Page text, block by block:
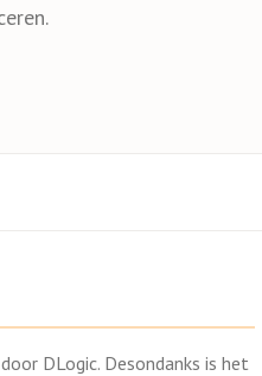
DLogic. Desondanks is het